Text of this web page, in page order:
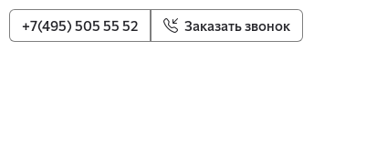
+7(495) 505 55 52 Заказать звонок